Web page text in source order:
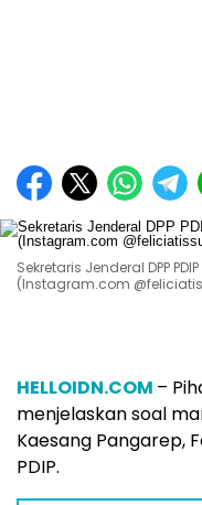
Sekretaris Jenderal DPP
(Instagram.com
HELLOIDN.COM –
menjelaskan soal
Kaesang Pangarep,
PDIP.